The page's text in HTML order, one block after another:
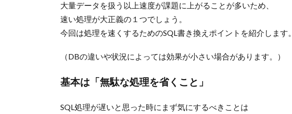
大量データを扱う以上速度が課題に上がることが多いため、
速い処理が大正義の１つでしょう。
今回は処理を速くするためのSQL書き換えポイントを紹介します。
（DBの違いや状況によっては効果が小さい場合があります。）
基本は「無駄な処理を省くこと」
SQL処理が遅いと思った時にまず気にするべきことは